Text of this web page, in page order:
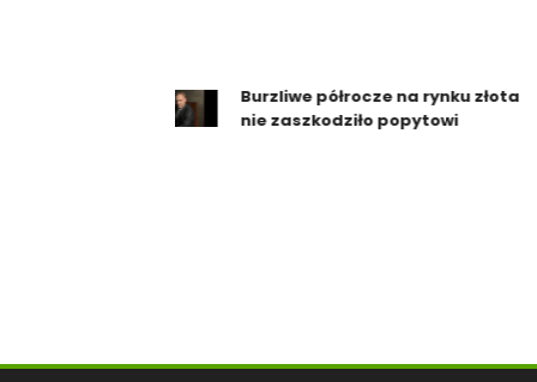
Burzliwe półrocze na rynku złota
nie zaszkodziło popytowi